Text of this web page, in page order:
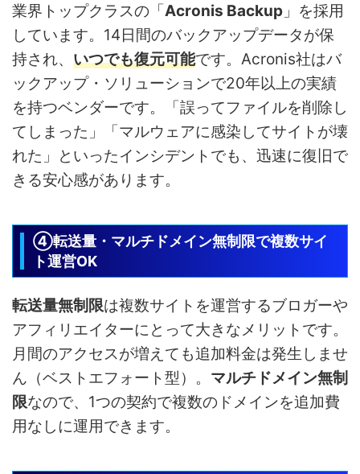
業界トップクラスの「Acronis Backup 」を採用
しています。14日間のバックアップデータが保
持され、 いつでも復元可能です。Acronis社はバ
ックアップ・ソリューションで20年以上の実績
を持つベンダーです。「誤ってファイルを削除し
てしまった」「マルウェアに感染してサイトが壊
れた」といったインシデントでも、迅速に復旧で
きる安心感があります。
④転送量・マルチドメイン無制限で複数サイ
ト運営OK
転送量無制限は複数サイトを運営するブロガーや
アフィリエイターにとって大きなメリットです。
月間のアクセスが増えても追加料金は発生しませ
ん（ベストエフォート型）。 マルチドメイン無制
限なので、1つの契約で複数のドメインを追加費
用なしに運用できます。